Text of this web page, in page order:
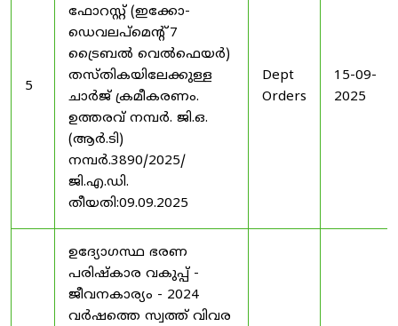
5
ഫോറസ്റ്റ് (ഇക്കോ-
ഡെവലപ്മെന്റ് 7
ട്രൈബൽ വെൽഫെയർ)
തസ്തികയിലേക്കുള്ള
ചാർജ് ക്രമീകരണം.
ഉത്തരവ് നമ്പർ. ജി.ഒ.
(ആർ.ടി)
നമ്പർ.3890/2025/
ജി.എ.ഡി.
തീയതി:09.09.2025
Dept
Orders
15-09-
2025
ഉദ്യോഗസ്ഥ ഭരണ
പരിഷ്കാര വകുപ്പ് -
ജീവനകാര്യം - 2024
വർഷത്തെ സ്വത്ത് വിവര